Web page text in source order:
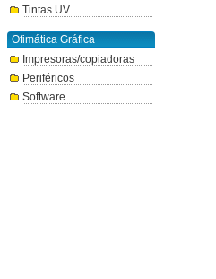
Tintas UV
Ofimática Gráfica
Impresoras/copiadoras
Periféricos
Software